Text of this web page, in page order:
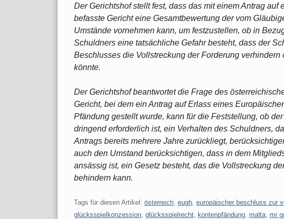
Der Gerichtshof stellt fest, dass das mit einem Antrag auf
befasste Gericht eine Gesamtbewertung der vom
Umstände vornehmen kann, um festzustellen, ob in
Schuldners eine tatsächliche Gefahr besteht, dass der
Beschlusses die Vollstreckung der Forderung
könnte.
Der Gerichtshof beantwortet die Frage des
Gericht, bei dem ein Antrag auf Erlass eines
Pfändung gestellt wurde, kann für die Feststellung, ob
dringend erforderlich ist, ein Verhalten des Schuldners,
Antrags bereits mehrere Jahre zurückliegt,
auch den Umstand berücksichtigen, dass in dem
ansässig ist, ein Gesetz besteht, das die Vollstreckung
behindern kann.
Tags für diesen Artikel: österreich eugh europäischer beschluss zur
glücksspielkonzession glücksspielrecht kontenpfändung malta mr